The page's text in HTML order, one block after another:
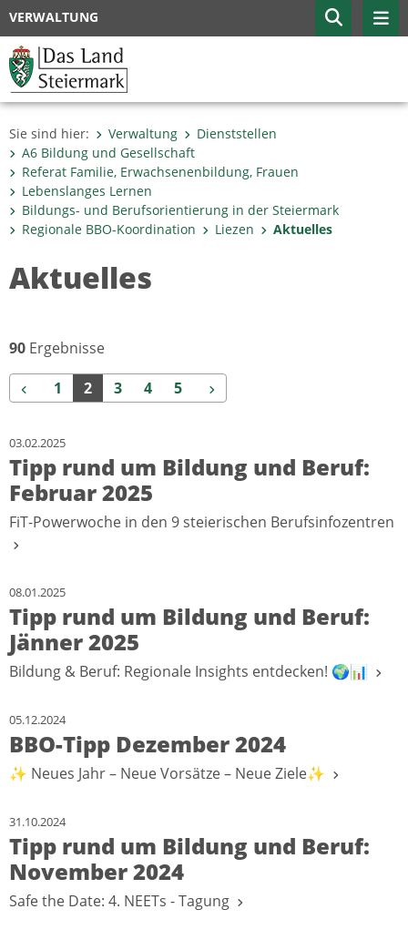
VERWALTUNG
Sie sind hier: Verwaltung
Dienststellen
A6 Bildung und Gesellschaft
Referat Familie, Erwachsenenbildung, Frauen
Lebenslanges Lernen
Bildungs- und Berufsorientierung in der Steiermark
Regionale BBO-Koordination
Liezen Aktuelles
Aktuelles
90 Ergebnisse
Zurück
1 2 3 4 5 Weiter
03.02.2025
Tipp rund um Bildung und Beruf:
Februar 2025
FiT-Powerwoche in den 9 steierischen Berufsinfozentren
08.01.2025
Tipp rund um Bildung und Beruf:
Jänner 2025
Bildung & Beruf: Regionale Insights entdecken! 🌍📊
05.12.2024
BBO-Tipp Dezember 2024
✨ Neues Jahr – Neue Vorsätze – Neue Ziele✨
31.10.2024
Tipp rund um Bildung und Beruf:
November 2024
Safe the Date: 4. NEETs - Tagung